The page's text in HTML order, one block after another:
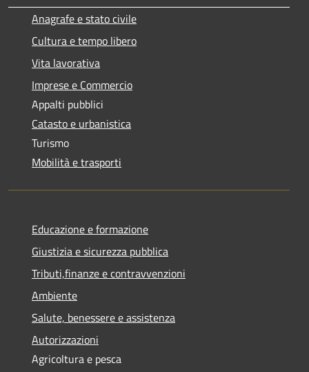
Anagrafe e stato civile
Cultura e tempo libero
Vita lavorativa
Imprese e Commercio
Appalti pubblici
Catasto e urbanistica
Turismo
Mobilità e trasporti
Educazione e formazione
Giustizia e sicurezza pubblica
Tributi,finanze e contravvenzioni
Ambiente
Salute, benessere e assistenza
Autorizzazioni
Agricoltura e pesca